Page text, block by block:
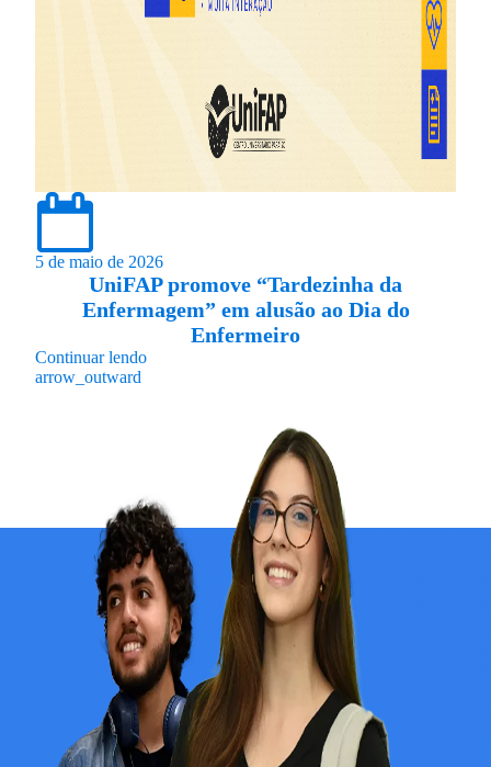
5 de maio de 2026
UniFAP promove “Tardezinha da
Enfermagem” em alusão ao Dia do
Enfermeiro
Continuar lendo
arrow_outward